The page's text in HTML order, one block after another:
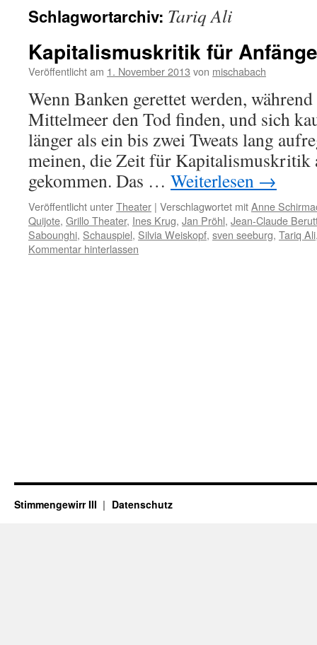
Schlagwortarchiv: Tariq Ali
Kapitalismuskritik für
Veröffentlicht am 1. November 2013 von mischabach
Wenn Banken gerettet werden,
Mittelmeer den Tod finden, und sich
länger als ein bis zwei Tweats lang
meinen, die Zeit für Kapitalismuskritik
gekommen. Das … Weiterlesen →
Veröffentlicht unterTheater | Verschlagwortet mitAnne
Quijote, Grillo Theater, Ines Krug, Jan Pröhl, Jean-Claude
Sabounghi, Schauspiel, Silvia Weiskopf, sven seeburg, Tariq Ali
Kommentar hinterlassen
Stimmengewirr III Datenschutz